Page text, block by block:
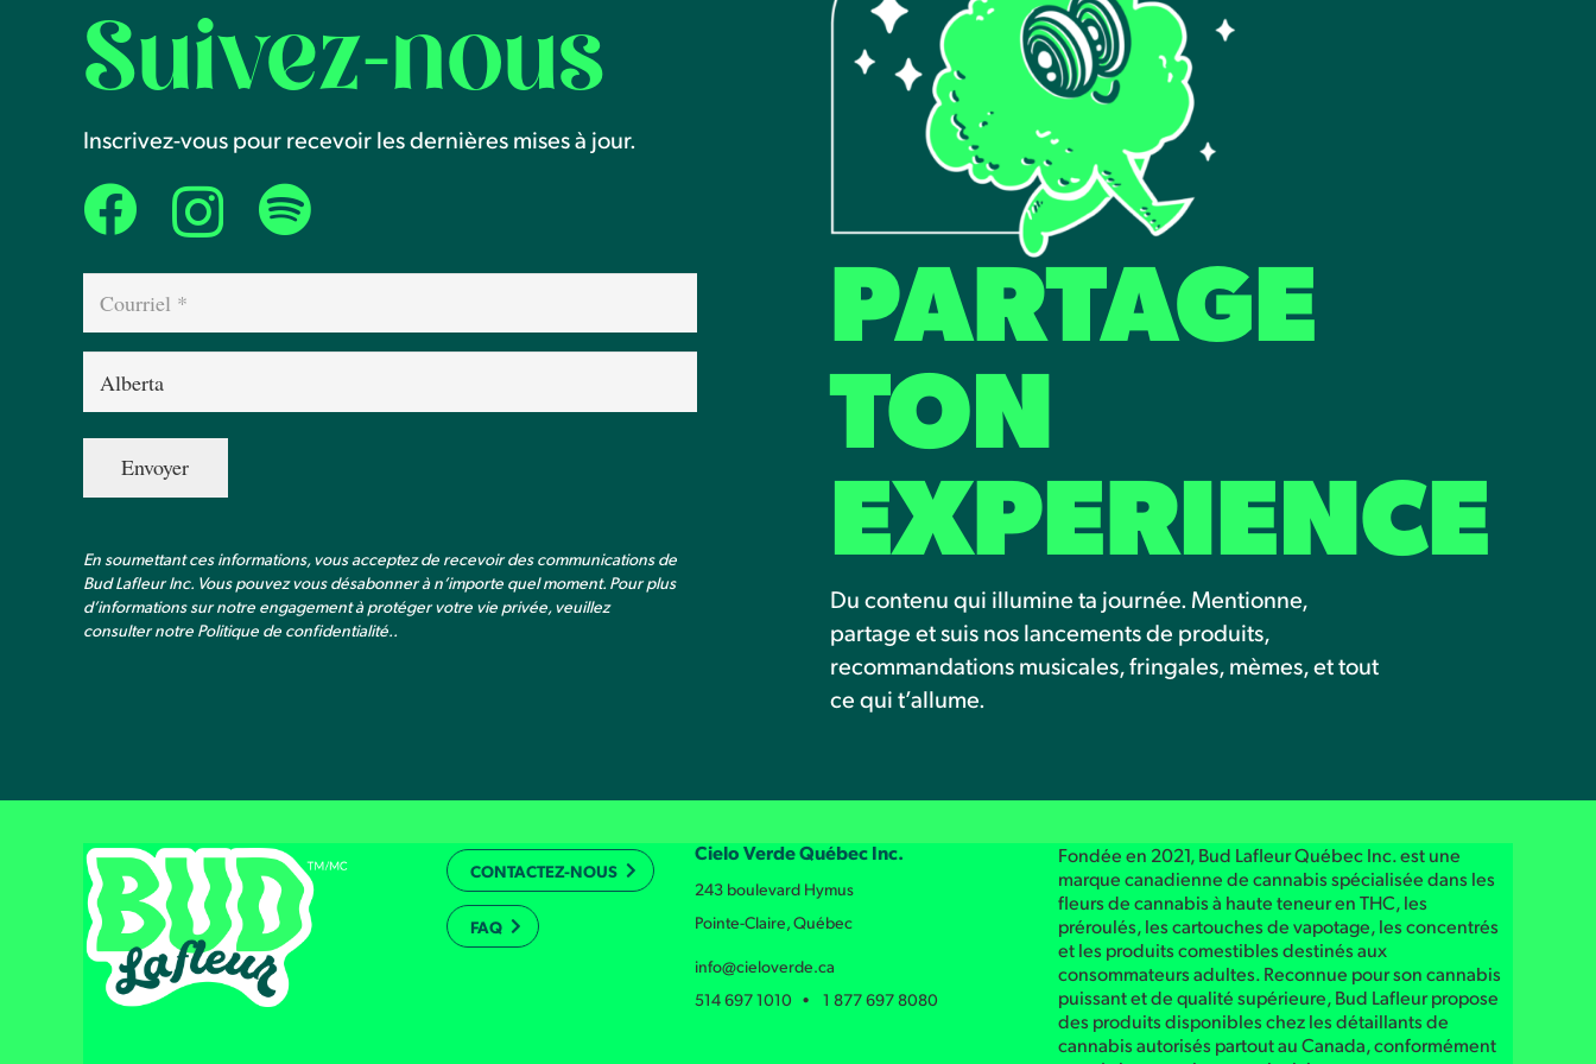
Suivez-nous
Inscrivez-vous pour recevoir les dernières mises à jour.
En soumettant ces informations, vous acceptez de recevoir des communications de
Bud Lafleur Inc. Vous pouvez vous désabonner à n’importe quel moment. Pour plus
d’informations sur notre engagement à protéger votre vie privée, veuillez
consulter notre Politique de confidentialité..
PARTAGE
TON
EXPERIENCE
Du contenu qui illumine ta journée. Mentionne,
partage et suis nos lancements de produits,
recommandations musicales, fringales, mèmes, et tout
ce qui t’allume.
CONTACTEZ-NOUS
FAQ
Cielo Verde Québec Inc.
243 boulevard Hymus
Pointe-Claire, Québec
info@cieloverde.ca
514 697 1010 • 1 877 697 8080
Fondée en 2021, Bud Lafleur Québec Inc. est une
marque canadienne de cannabis spécialisée dans les
fleurs de cannabis à haute teneur en THC, les
préroulés, les cartouches de vapotage, les concentrés
et les produits comestibles destinés aux
consommateurs adultes. Reconnue pour son cannabis
puissant et de qualité supérieure, Bud Lafleur propose
des produits disponibles chez les détaillants de
cannabis autorisés partout au Canada, conformément